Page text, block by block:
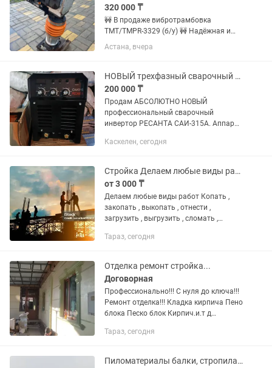
320 000 ₸
🚧 В продаже вибротрамбовка
TMT/TMPR-3329 (б/у) 🚧 Надёжная и
мощная техника для уплотнения
грунта, щебня, песка и подготовки
дорожные работы. Полностью в
рабочем...
Астана, вчера
НОВЫЙ трехфазный сварочный аппарат Ресанта САИ-315 (380V)
200 000 ₸
Продам АБСОЛЮТНО НОВЫЙ
профессиональный сварочный
инвертор РЕСАНТА САИ-315А. Аппарат
коробке! Отличный мощный
использования, стройки,...
Каскелен, сегодня
Стройка Делаем любые виды работ
от 3 000 ₸
Делаем любые виды работ Копать ,
закопать , выкопать , отнести ,
загрузить , выгрузить , сломать ,
Тараз, сегодня
Отделка ремонт стройка...
Договорная
Профессионально!!! С нуля до ключа!!!
Ремонт отделка!!! Кладка кирпича Пено
блока Песко блок Кирпич.и.т д
Леонардо.Песок .Шелк.Обои.
Тараз, сегодня
Пиломатериалы балки, стропила, обрешетка, брус, обрезная не обрезная